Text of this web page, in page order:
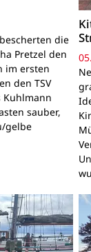
die
Pretzel den
im ersten
den TSV
Kuhlmann
sauber,
gelbe